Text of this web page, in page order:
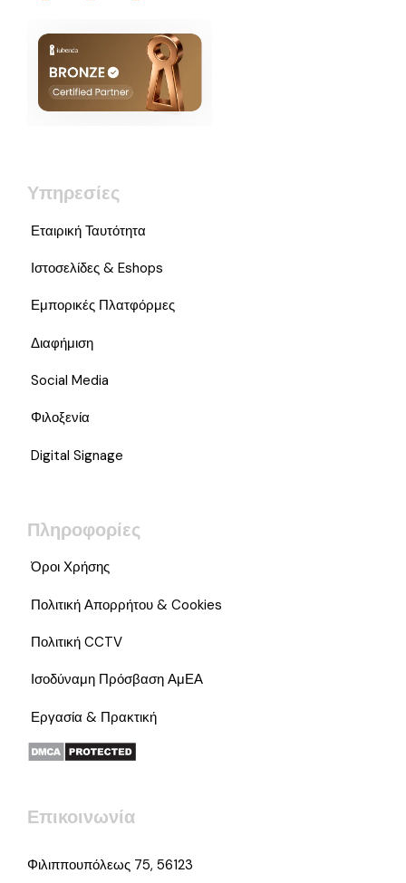
Υπηρεσίες
Εταιρική Ταυτότητα
Ιστοσελίδες & Eshops
Εμπορικές Πλατφόρμες
Διαφήμιση
Social Media
Φιλοξενία
Digital Signage
Πληροφορίες
Όροι Χρήσης
Πολιτική Απορρήτου & Cookies
Πολιτική CCTV
Ισοδύναμη Πρόσβαση ΑμΕΑ
Εργασία & Πρακτική
Επικοινωνία
Φιλιππουπόλεως 75, 56123